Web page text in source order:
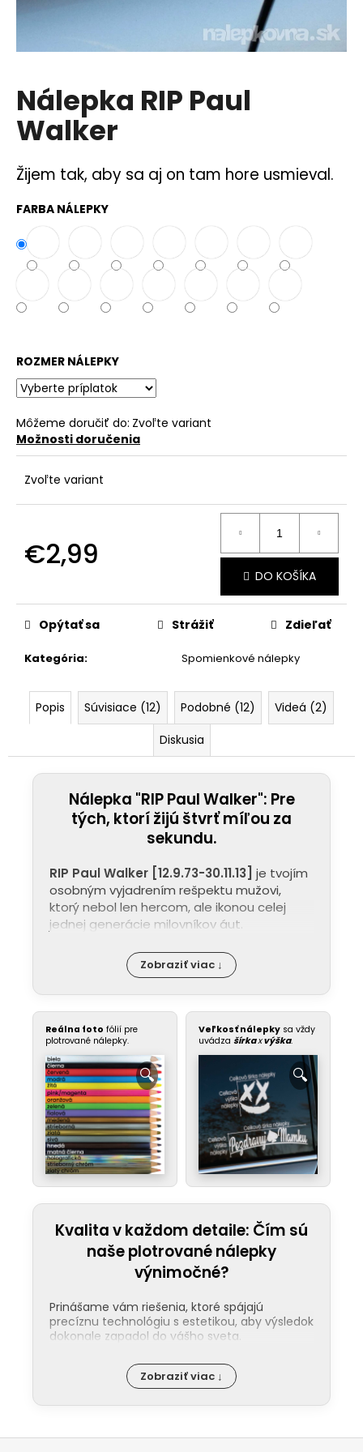
Nálepka RIP Paul
Walker
Žijem tak, aby sa aj on tam hore usmieval.
FARBA NÁLEPKY
ROZMER NÁLEPKY
Môžeme doručiť do: Zvoľte variant
Možnosti doručenia
Zvoľte variant
€2,99
DO KOŠÍKA
Kategória: Spomienkové nálepky
Opýtať sa Strážiť Zdieľať
Popis Súvisiace (12) Podobné (12)
Videá (2)
Diskusia
Nálepka "RIP Paul Walker": Pre
tých, ktorí žijú štvrť míľou za
sekundu.
RIP Paul Walker [12.9.73-30.11.13] je tvojím
osobným vyjadrením rešpektu mužovi,
ktorý nebol len hercom, ale ikonou celej
jednej generácie milovníkov áut.
Zobraziť viac ↓
Reálna foto fólií pre
plotrované nálepky.
Veľkosť nálepky sa vždy
uvádza šírkaxvýška.
Kvalita v každom detaile: Čím sú
naše plotrované nálepky
výnimočné?
Prinášame vám riešenia, ktoré spájajú
precíznu technológiu s estetikou, aby výsledok
dokonale zapadol do vášho sveta.
Jednoduchá aplikácia: Nalepenie
našej nálepky zvládne každý. Ku každej
sprievodcu na našomYouTube.
Zobraziť viac ↓
á
ť
?
HĽADAŤ
O
d
p
o
č
a
m
e